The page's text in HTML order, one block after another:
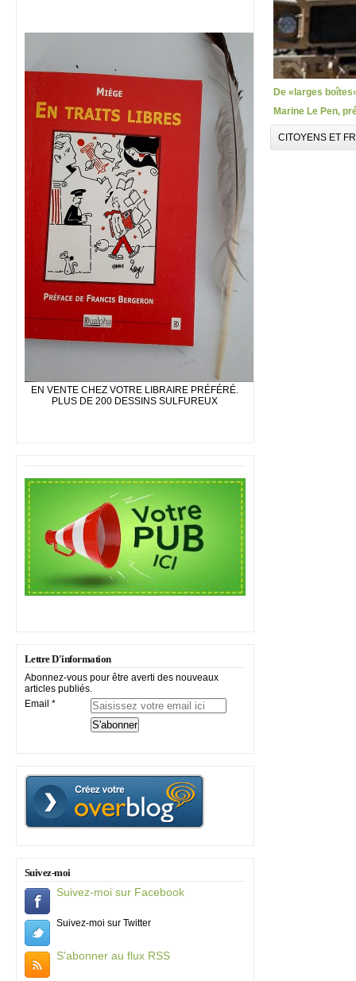
EN VENTE CHEZ VOTRE LIBRAIRE PRÉFÉRÉ.
PLUS DE 200 DESSINS SULFUREUX
Lettre D'information
Abonnez-vous pour être averti des nouveaux
articles publiés.
Email
Suivez-moi
Suivez-moi sur Facebook
Suivez-moi sur Twitter
S'abonner au flux RSS
De «larges
Marine Le Pen,
CITOYENS ET